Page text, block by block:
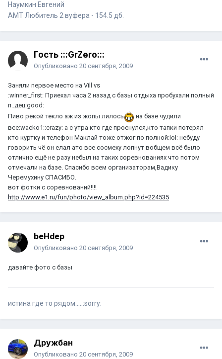
Наумкин Евгений
АМТ Любитель 2 вуфера - 154.5 дб.
Гость :::GrZero:::
Опубликовано 20 сентября, 2009
Заняли первое место на Vill vs
:winner_first: Приехал часа 2 назад с базы отдыха пробухали полный
п..дец:good:
Пиво рекой текло аж из жопы лилось
на базе чудили
все:wacko1::crazy: а с утра кто где проснулся,кто тапки потерял
кто куртку и телефон Маклай тоже отжог по полной:lol: небуду
говорить чё он елал ато все сосмеху лопнут вобщем всё было
отлично ещё не разу небыл на таких соревнованиях что потом
отмечали на базе. Спасибо всем организаторам,Вадику
Черемухину СПАСИБО.
вот фотки с соревнований!!!!
http://www.e1.ru/fun/photo/view_album.php?id=224535
beHdep
Опубликовано 20 сентября, 2009
давайте фото с базы
истина где то рядом.....:sorry:
Дружбан
Опубликовано 20 сентября, 2009